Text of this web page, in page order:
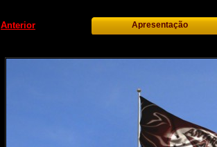
Anterior Apresentação